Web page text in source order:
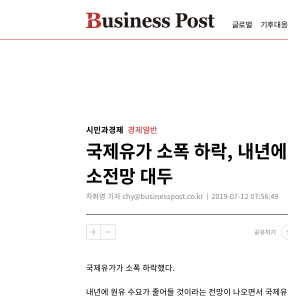
글로벌 기후대응
시민과경제 경제일반
국제유가 소폭 하락, 내년
소전망 대두
차화영 기자 chy@businesspost.co.kr 2019-07-12 07:56:49
공유하기
국제유가가 소폭 하락했다.
내년에 원유 수요가 줄어들 것이라는 전망이 나오면서 국제